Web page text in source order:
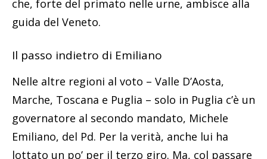
che, forte del primato nelle urne, ambisce alla
guida del Veneto.
Il passo indietro di Emiliano
Nelle altre regioni al voto – Valle D’Aosta,
Marche, Toscana e Puglia – solo in Puglia c’è un
governatore al secondo mandato, Michele
Emiliano, del Pd. Per la verità, anche lui ha
lottato un po’ per il terzo giro. Ma, col passare